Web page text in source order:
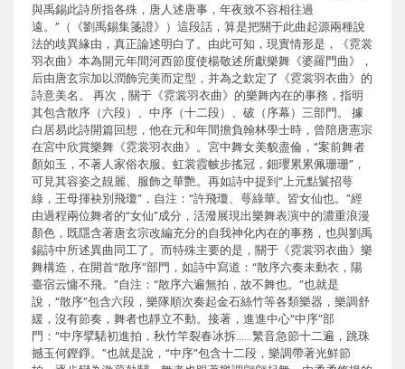
與禹錫此詩所指各殊，唐人述唐事，年夜致不容相往過
遠。”（《劉禹錫集箋證》）這段話，算是把關于此曲起源兩種說
法的歧異緣由，真正論述明白了。由此可知，現實情形是，《霓裳
羽衣曲》本為開元年間河西節度使楊敬述所獻樂舞《婆羅門曲》，
后由唐玄宗加以潤飾完美而定型，并為之欽定了《霓裳羽衣曲》的
詩意美名。 再次，關于《霓裳羽衣曲》的樂舞內在的事務，指明
其包含散序（六段）、中序（十二段）、破（序幕）三部門。 據
白居易此詩開篇回想，他在元和年間擔負翰林學士時，曾陪唐憲宗
在宮中欣賞樂舞《霓裳羽衣曲》。宮中舞女美貌盡倫，“案前舞者
顏如玉，不著人家俗衣服。虹裳霞帔步搖冠，鈿瓔累累佩珊珊”，
可見其容姿之靚麗、服飾之華艷。再如詩中提到“上元點鬟招萼
綠，王母揮袂別飛瓊”，自注：“許飛瓊、萼綠華。皆女仙也。”經
由過程兩位舞者的“女仙”成分，活潑展現出樂舞表演中的濃重浪漫
顏色，既隱含著唐玄宗改編充分的自我神化內在的事務，也與劉禹
錫詩中所述異曲同工了。而特殊主要的是，關于《霓裳羽衣曲》樂
舞構造，在開首“散序”部門，如詩中寫道：“散序六奏未動衣，陽
臺宿云慵不飛。”自注：“散序六遍無拍，故不舞也。”也就是
說，“散序”包含六段，樂隊順次奏起金石絲竹等各類樂器，樂調舒
緩，沒有節奏，舞者也靜立不動。接著，進進中心“中序”部
門：“中序擘騞初進拍，秋竹竿裂春冰拆……繁音急節十二遍，跳珠
撼玉何鏗錚。”也就是說，“中序”包含十二段，樂調帶著光鮮節